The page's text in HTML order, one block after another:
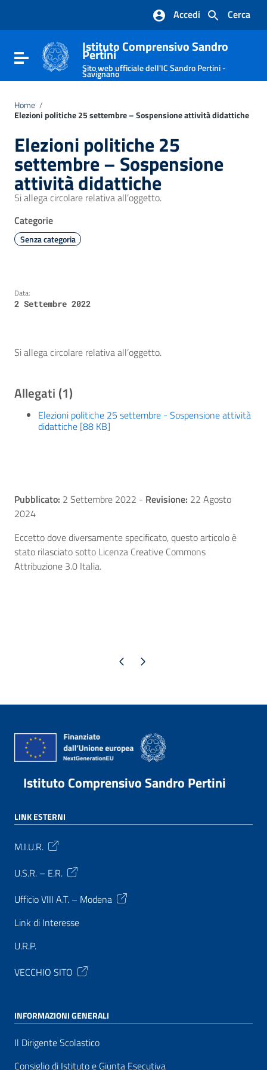
Vai al footer
Cerca
Accedi
Attiva / disattiva la navigazione
Istituto Comprensivo Sandro
Pertini
Sito web ufficiale dell'IC Sandro Pertini -
Savignano
Home /
Elezioni politiche 25 settembre – Sospensione attività didattiche
Elezioni politiche 25
settembre – Sospensione
attività didattiche
Si allega circolare relativa all’oggetto.
Categorie
Senza categoria
Data:
2 Settembre 2022
Si allega circolare relativa all’oggetto.
Allegati (1)
Elezioni politiche 25 settembre - Sospensione attività
didattiche [88 KB]
Pubblicato: 2 Settembre 2022 - Revisione: 22 Agosto
2024
Eccetto dove diversamente specificato, questo articolo è
stato rilasciato sotto Licenza Creative Commons
Attribuzione 3.0 Italia.
Pagina precedente
Pagina successiva
Istituto Comprensivo Sandro Pertini
LINK ESTERNI
M.I.U.R.
U.S.R. – E.R.
Ufficio VIII A.T. – Modena
Link di Interesse
U.R.P.
VECCHIO SITO
INFORMAZIONI GENERALI
Il Dirigente Scolastico
Consiglio di Istituto e Giunta Esecutiva